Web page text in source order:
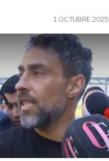
1 OCTUBRE 2025